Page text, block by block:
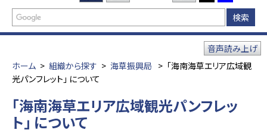
ホーム > 組織から探す > 海草振興局 > 「海南海草エリア広域観
光パンフレット」 について
音声読み上げ
「海南海草エリア広域観光パンフレッ
ト」 について